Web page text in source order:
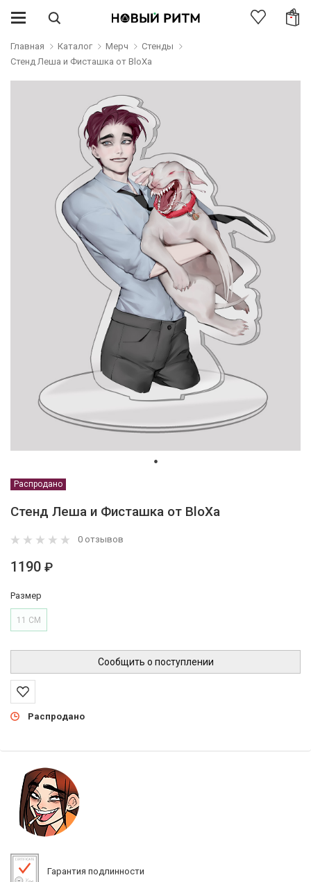
Главная Каталог Мерч
Стенды
Стенд Леша и Фисташка от BloXa
Распродано
Стенд Леша и Фисташка от BloXa
0 отзывов
1190 ₽
Размер
11 СМ
Распродано
Сообщить о поступлении
Гарантия подлинности